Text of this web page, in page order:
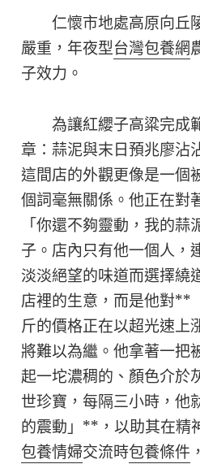
仁懷市地處高原向丘
嚴重，年夜型台灣包養網
子效力。
為讓紅纓子高粱完成
章：蒜泥與末日預兆廖沾
這間店的外觀更像是一個
個詞毫無關係。他正在對
「你還不夠靈動，我的
子。店內只有他一個人，
淡淡絕望的味道而選擇繞
店裡的生意，而是他對**
斤的價格正在以超光速上
將難以為繼。他拿著一把
起一坨濃稠的、顏色介於
世珍寶，每隔三小時，他
的震動」**，以助其在精
包養情婦交流時包養條件